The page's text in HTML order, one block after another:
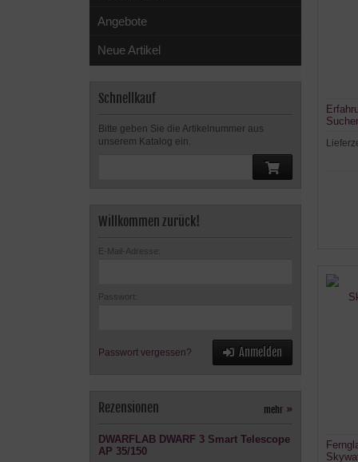
Angebote
Neue Artikel
Schnellkauf
Bitte geben Sie die Artikelnummer aus
unserem Katalog ein.
Willkommen zurück!
E-Mail-Adresse:
Passwort:
Passwort vergessen? Anmelden
Rezensionen mehr »
DWARFLAB DWARF 3 Smart Telescope
AP 35/150